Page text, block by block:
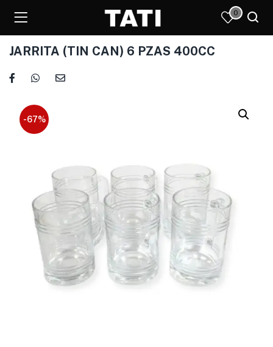
0
JARRITA (TIN CAN) 6 PZAS 400CC
-67%